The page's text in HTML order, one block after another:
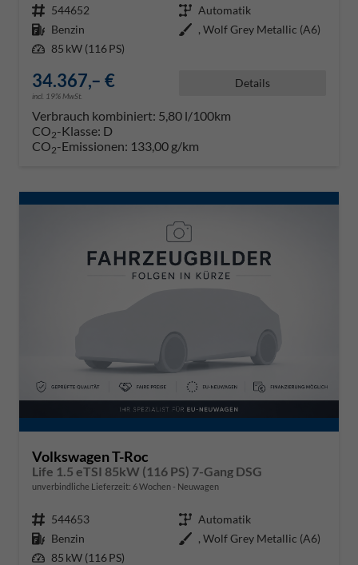
Fahrzeugnr. 544652 Getriebe Automatik
Kraftstoff Benzin Außenfarbe , Wolf Grey Metallic (A6)
Leistung 85 kW (116 PS)
34.367,– €
incl. 19% MwSt.
Details
Verbrauch kombiniert: 5,80 l/100km
CO2-Klasse: D
CO2-Emissionen: 133,00 g/km
Volkswagen T-Roc
Life 1.5 eTSI 85kW (116 PS) 7-Gang DSG
unverbindliche Lieferzeit: 6 Wochen Neuwagen
Fahrzeugnr. 544653 Getriebe Automatik
Kraftstoff Benzin Außenfarbe , Wolf Grey Metallic (A6)
Leistung 85 kW (116 PS)